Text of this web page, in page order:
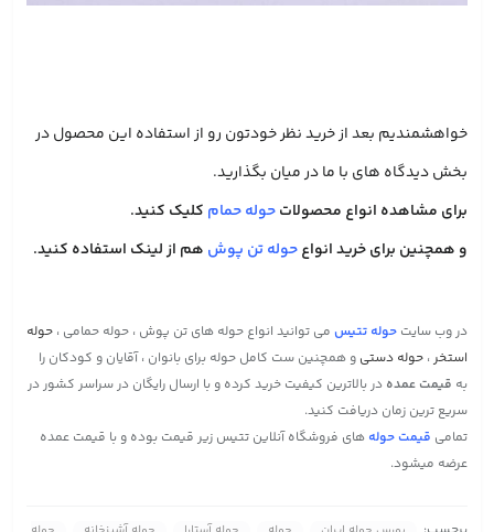
خواهشمندیم بعد از خرید نظر خودتون رو از استفاده این محصول در
بخش دیدگاه های با ما در میان بگذارید.
برای مشاهده انواع محصولاتحوله حمام کلیک کنید.
و همچنین برای خرید انواعحوله تن پوش هم از لینک استفاده کنید.
در وب سایت حوله تتیس می توانید انواع حوله های تن پوش ، حوله حمامی ، حوله
استخر ، حوله دستی و همچنین ست کامل حوله برای بانوان ، آقایان و کودکان را
به قیمت عمده در بالاترین کیفیت خرید کرده و با ارسال رایگان در سراسر کشور در
سریع ترین زمان دریافت کنید.
تمامی قیمت حوله های فروشگاه آنلاین تتیس زیر قیمت بوده و با قیمت عمده
عرضه میشود.